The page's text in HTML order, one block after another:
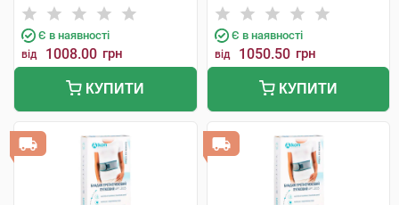
Є в наявності
від 1008.00 грн
КУПИТИ
Є в наявності
від 1050.50 грн
КУПИТИ